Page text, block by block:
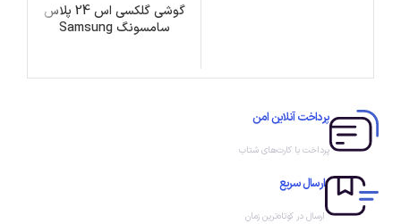
گوشی گلکسی اس 24 پلاس
سامسونگ Samsung
پرداخت آنلاین امن
پرداخت با کارت‌های شتاب
ارسال سریع
ارسال در کوتاه‌ترین زمان